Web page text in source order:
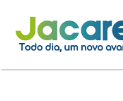
Pular
para
o